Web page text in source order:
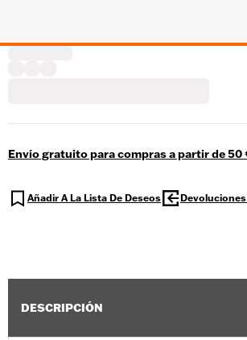
Envío gratuito para compras a partir de 50
Añadir A La Lista De Deseos
DESCRIPCIÓN